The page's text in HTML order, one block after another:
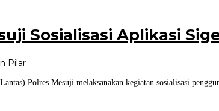
Sosialisasi Aplikasi
Pilar
Polres Mesuji melaksanakan kegiatan sosialisasi